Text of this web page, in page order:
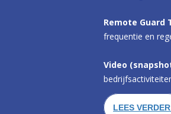
Remote Guard
frequentie en
Video
LEES VERDER